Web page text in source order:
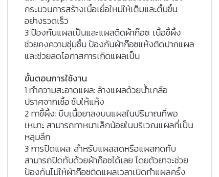
กระบวนการสร้างเนื้อเยื่อใหม่ให้เต็มและตื้นขึ้น
อย่างรวดเร็ว
3 ป้องกันแผลเป็นและแผลติดผ้าก๊อซ:เนื้อขี้ผึ้ง
ช่วยคงความชุ่มชื้น ป้องกันผ้าก๊อซแห้งติดปากแผล
และช่วยลดโอกาสการเกิดแผลเป็น
ขั้นตอนการใช้งาน
1 ทำความสะอาดแผล:ล้างแผลด้วยน้ำเกลือ
ปราศจากเชื้อ ซับให้แห้ง
2 ทาขี้ผึ้ง:บีบเนื้อยาลงบนแผลในปริมาณที่พอ
เหมาะ สามารถทาหนาเล็กน้อยในบริเวณแผลที่เป็น
หลุมลึก
3 การปิดแผล:สำหรับแผลสดหรือแผลกดทับ
สามารถปิดทับด้วยผ้าก๊อซได้เลย โดยตัวยาจะช่วย
ป้องกันไม่ให้ผ้าก๊อซติดแผลเวลาเปิดทำแผลครั้ง